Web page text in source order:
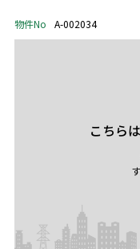
物件No A-002034
こちら